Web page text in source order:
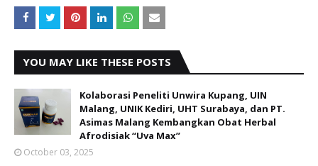
YOU MAY LIKE THESE POSTS
Kolaborasi Peneliti Unwira Kupang, UIN
Malang, UNIK Kediri, UHT Surabaya, dan PT.
Asimas Malang Kembangkan Obat Herbal
Afrodisiak “Uva Max”
October 03, 2025